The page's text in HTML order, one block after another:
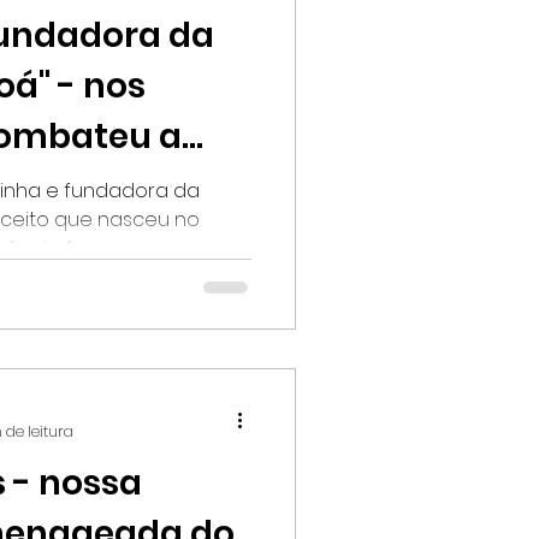
da
- nos
a
e fundadora da
nasceu no
franco...
- nossa
de leitura